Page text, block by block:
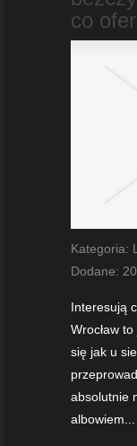
co
Kategoria:
Dodane:
Interesują
Wrocław
się jak u
absolutnie
albowiem...